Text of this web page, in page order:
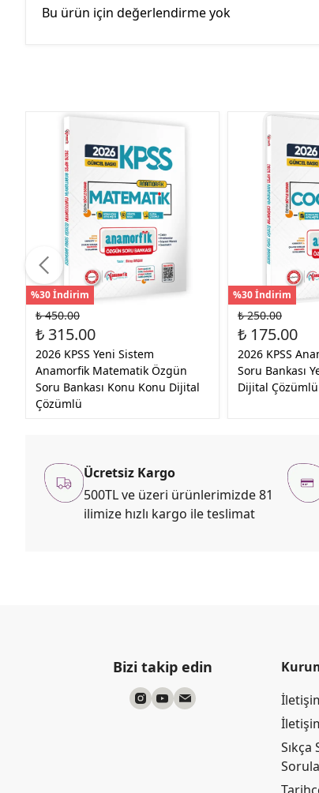
Bu ürün için değerlendirme yok
%30 İndirim
₺ 450.00
₺ 315.00
2026 KPSS Yeni Sistem
Anamorfik Matematik Özgün
Soru Bankası Konu Konu Dijital
Çözümlü
%30 İndirim
₺ 250.00
₺ 175.00
2026 KPSS
Soru Bankası
Dijital Çözümlü
Ücretsiz Kargo
500TL ve üzeri ürünlerimizde 81
ilimize hızlı kargo ile teslimat
Bizi takip edin
Sıkça